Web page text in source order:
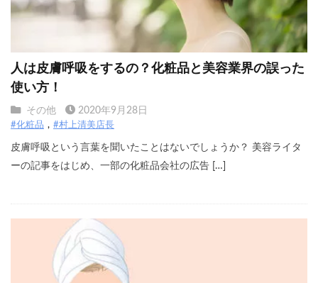
人は皮膚呼吸をするの？化粧品と美容業界の誤った
使い方！
その他 2020年9月28日
#化粧品 #村上清美店長
皮膚呼吸という言葉を聞いたことはないでしょうか？ 美容ライタ
ーの記事をはじめ、一部の化粧品会社の広告 […]